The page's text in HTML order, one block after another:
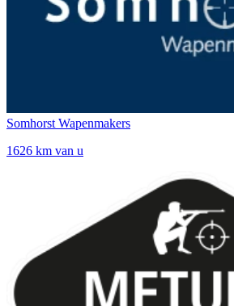
Somhorst Wapenmakers
1626 km van u